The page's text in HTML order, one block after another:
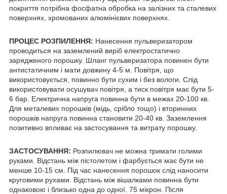
покриття потрібна фосфатна обробка на залізних та сталевих
поверхнях, хромованих алюмінієвих поверхнях.
ПРОЦЕС РОЗПИЛЕННЯ: Нанесення пульверизатором
проводиться на заземлений виріб електростатично
зарядженого порошку. Шланг пульверизатора повинен бути
антистатичним і мати довжину 4-5 м. Повітря, що
використовується, повинно бути сухим і без вологи. Слід
використовувати осушувач повітря, а тиск повітря має бути 5-
6 бар. Електрична напруга повинна бути в межах 20-100 кв.
Для металевих порошків (мідь, срібло тощо) і вторинних
порошків напруга повинна становити 20-40 кв. Заземлення
позитивно впливає на застосування та витрату порошку.
ЗАСТОСУВАННЯ: Розпилювач не можна тримати голими
руками. Відстань між пістолетом і фарбується має бути не
менше 10-15 см. Під час нанесення порошок слід наносити
круговими рухами. Відстань між вішалками повинна бути
однаковою і близько одна до одної. 75 мікрон. Після